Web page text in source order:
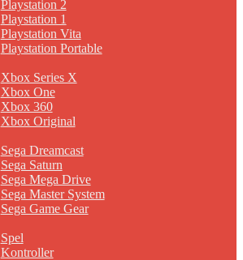
Playstation 2
Playstation 1
Playstation Vita
Playstation Portable
Xbox Series X
Xbox One
Xbox 360
Xbox Original
Sega Dreamcast
Sega Saturn
Sega Mega Drive
Sega Master System
Sega Game Gear
Spel
Kontroller